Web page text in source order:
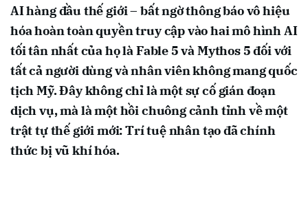
AI hàng đầu thế giới – bất ngờ thông báo vô hiệu
hóa hoàn toàn quyền truy cập vào hai mô hình AI
tối tân nhất của họ là Fable 5 và Mythos 5 đối với
tất cả người dùng và nhân viên không mang quốc
tịch Mỹ. Đây không chỉ là một sự cố gián đoạn
dịch vụ, mà là một hồi chuông cảnh tỉnh về một
trật tự thế giới mới: Trí tuệ nhân tạo đã chính
thức bị vũ khí hóa.